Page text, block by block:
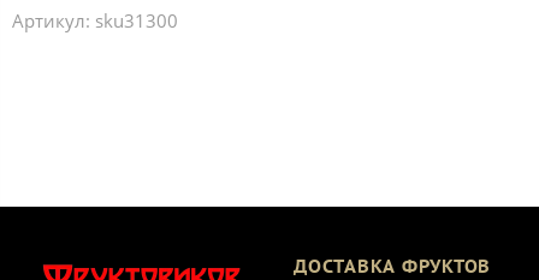
Артикул: sku31300
ДОСТАВКА ФРУКТОВ